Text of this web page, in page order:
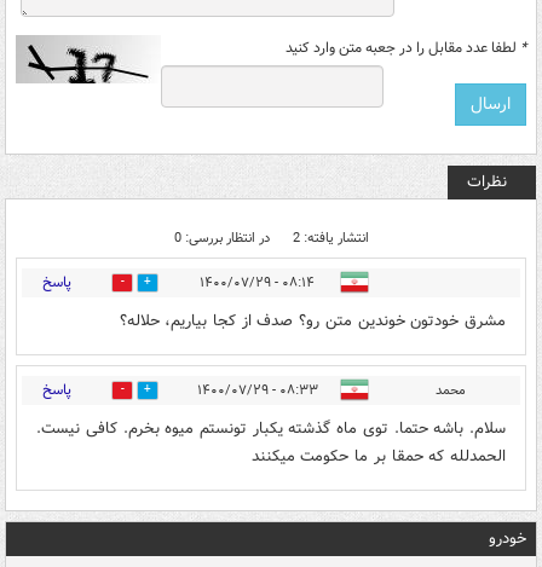
* لطفا عدد مقابل را در جعبه متن وارد کنید
نظرات
انتشار یافته: 2 در انتظار بررسی: 0
۰۸:۱۴ - ۱۴۰۰/۰۷/۲۹ 0 پاسخ
مشرق خودتون خوندین متن رو؟ صدف از کجا بیاریم، حلاله؟
محمد ۰۸:۳۳ - ۱۴۰۰/۰۷/۲۹ 0 پاسخ
سلام. باشه حتما. توی ماه گذشته یکبار تونستم میوه بخرم. کافی نیست.
الحمدلله که حمقا بر ما حکومت میکنند
خودرو